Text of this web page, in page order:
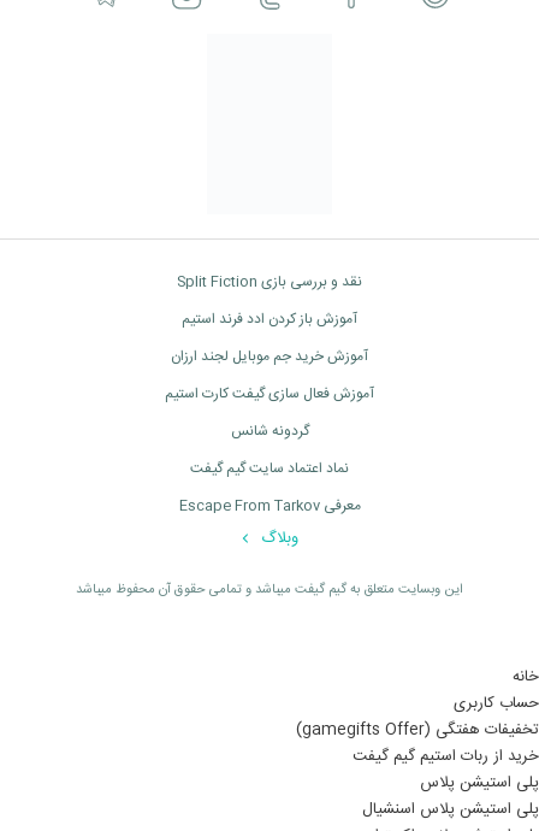
نقد و بررسی بازی Split Fiction
آموزش باز کردن ادد فرند استیم
آموزش خرید جم موبایل لجند ارزان
آموزش فعال سازی گیفت کارت استیم
گردونه شانس
نماد اعتماد سایت گیم گیفت
معرفی Escape From Tarkov
وبلاگ
اين وبسايت متعلق به گیم گیفت ميباشد و تمامی حقوق آن محفوظ ميباشد
خانه
حساب کاربری
تخفیفات هفتگی (gamegifts Offer)
خرید از ربات استیم گیم گیفت
پلی استیشن پلاس
پلی استیشن پلاس اسنشیال